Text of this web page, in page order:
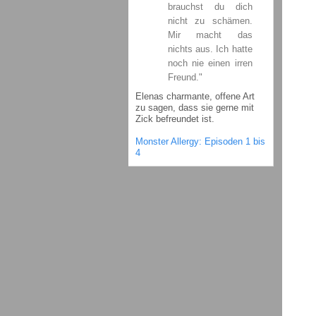
brauchst du dich
nicht zu schämen.
Mir macht das
nichts aus. Ich hatte
noch nie einen irren
Freund."
Elenas charmante, offene Art
zu sagen, dass sie gerne mit
Zick befreundet ist.
Monster Allergy: Episoden 1 bis
4